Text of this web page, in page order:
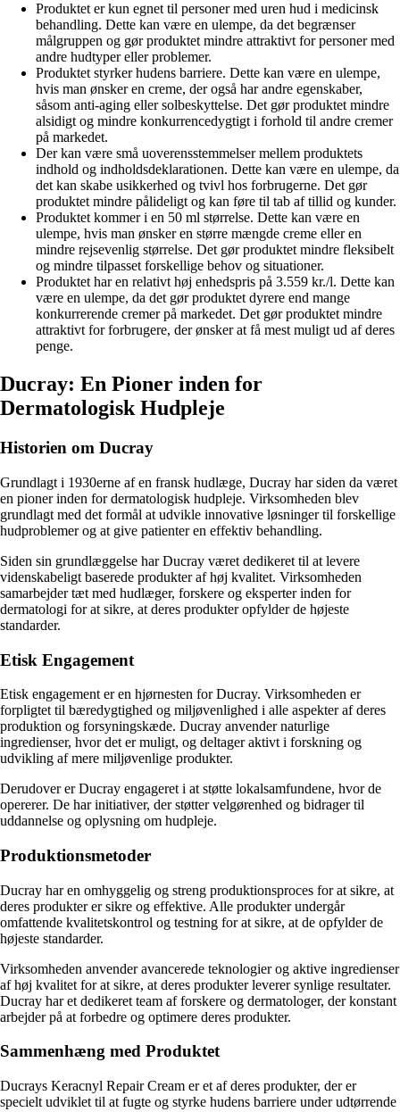
Produktet er kun egnet til personer med uren hud i medicinsk
behandling. Dette kan være en ulempe, da det begrænser
målgruppen og gør produktet mindre attraktivt for personer med
andre hudtyper eller problemer.
Produktet styrker hudens barriere. Dette kan være en ulempe,
hvis man ønsker en creme, der også har andre egenskaber,
såsom anti-aging eller solbeskyttelse. Det gør produktet mindre
alsidigt og mindre konkurrencedygtigt i forhold til andre cremer
på markedet.
Der kan være små uoverensstemmelser mellem produktets
indhold og indholdsdeklarationen. Dette kan være en ulempe, da
det kan skabe usikkerhed og tvivl hos forbrugerne. Det gør
produktet mindre pålideligt og kan føre til tab af tillid og kunder.
Produktet kommer i en 50 ml størrelse. Dette kan være en
ulempe, hvis man ønsker en større mængde creme eller en
mindre rejsevenlig størrelse. Det gør produktet mindre fleksibelt
og mindre tilpasset forskellige behov og situationer.
Produktet har en relativt høj enhedspris på 3.559 kr./l. Dette kan
være en ulempe, da det gør produktet dyrere end mange
konkurrerende cremer på markedet. Det gør produktet mindre
attraktivt for forbrugere, der ønsker at få mest muligt ud af deres
penge.
Ducray: En Pioner inden for
Dermatologisk Hudpleje
Historien om Ducray
Grundlagt i 1930erne af en fransk hudlæge, Ducray har siden da været
en pioner inden for dermatologisk hudpleje. Virksomheden blev
grundlagt med det formål at udvikle innovative løsninger til forskellige
hudproblemer og at give patienter en effektiv behandling.
Siden sin grundlæggelse har Ducray været dedikeret til at levere
videnskabeligt baserede produkter af høj kvalitet. Virksomheden
samarbejder tæt med hudlæger, forskere og eksperter inden for
dermatologi for at sikre, at deres produkter opfylder de højeste
standarder.
Etisk Engagement
Etisk engagement er en hjørnesten for Ducray. Virksomheden er
forpligtet til bæredygtighed og miljøvenlighed i alle aspekter af deres
produktion og forsyningskæde. Ducray anvender naturlige
ingredienser, hvor det er muligt, og deltager aktivt i forskning og
udvikling af mere miljøvenlige produkter.
Derudover er Ducray engageret i at støtte lokalsamfundene, hvor de
opererer. De har initiativer, der støtter velgørenhed og bidrager til
uddannelse og oplysning om hudpleje.
Produktionsmetoder
Ducray har en omhyggelig og streng produktionsproces for at sikre, at
deres produkter er sikre og effektive. Alle produkter undergår
omfattende kvalitetskontrol og testning for at sikre, at de opfylder de
højeste standarder.
Virksomheden anvender avancerede teknologier og aktive ingredienser
af høj kvalitet for at sikre, at deres produkter leverer synlige resultater.
Ducray har et dedikeret team af forskere og dermatologer, der konstant
arbejder på at forbedre og optimere deres produkter.
Sammenhæng med Produktet
Ducrays Keracnyl Repair Cream er et af deres produkter, der er
specielt udviklet til at fugte og styrke hudens barriere under udtørrende